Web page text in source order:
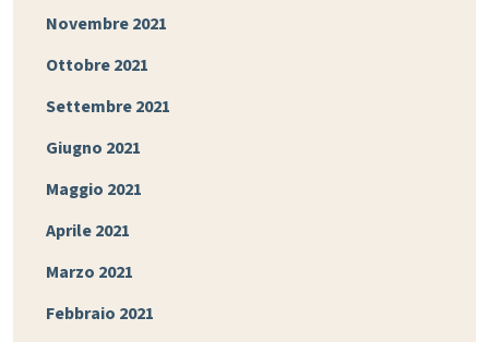
Novembre 2021
Ottobre 2021
Settembre 2021
Giugno 2021
Maggio 2021
Aprile 2021
Marzo 2021
Febbraio 2021